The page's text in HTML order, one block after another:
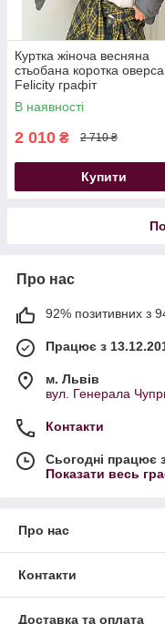
Куртка жіноча весняна
стьобана коротка
Felicity графіт
В наявності
2 010 ₴ 2 710 ₴
Купити
Про нас
92% позитивних з 94
Працює з
м. Львів
вул. Генерала
Контакти
Сьогодні працює
Показати весь
Про нас
Контакти
Доставка та оплата